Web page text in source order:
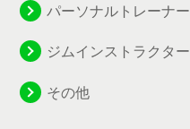
パーソナルトレーナー
ジムインストラクター
その他